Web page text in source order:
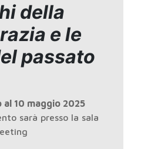
della
e le
passato
10 maggio 2025
sarà presso la sala